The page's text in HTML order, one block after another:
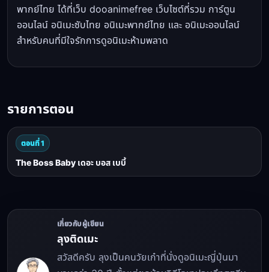
พากย์ไทย ได้ที่เว็บ dooanimefree เว็บไซต์ที่รวม การ์ตูน
ออนไลน์ อนิเมะซับไทย อนิเมะพากย์ไทย และ อนิเมะออนไลน์
สำหรับคนที่มีใจรักการดูอนิเมะห้ามพลาด
รายการตอน
ตอนที่ 1
The Boss Baby เดอะ บอส เบบี้
เกี่ยวกับผู้เขียน
ลุงติดเมะ
สวัสดีครับ ลุงเป็นคนวัยเก๋าที่นั่งดูอนิเมะญี่ปุ่นมา